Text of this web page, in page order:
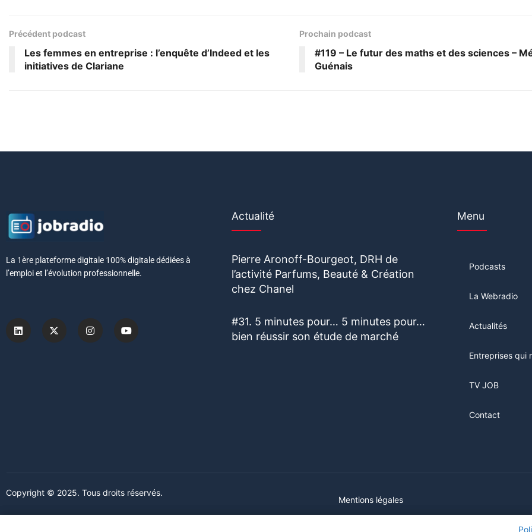
Précédent podcast
Les femmes en entreprise : l’enquête d’Indeed et les
initiatives de Clariane
Prochain podcast
#119 – Le futur des maths et des sciences –
Guénais
La 1ère plateforme digitale 100% digitale dédiées à
l’emploi et l’évolution professionnelle.
Actualité
Pierre Aronoff-Bourgeot, DRH de
l’activité Parfums, Beauté & Création
chez Chanel
#31. 5 minutes pour… 5 minutes pour…
bien réussir son étude de marché
Menu
Podcasts
La Webradio
Actualités
Entreprises qui
TV JOB
Contact
Copyright © 2025. Tous droits réservés.
Mentions légales